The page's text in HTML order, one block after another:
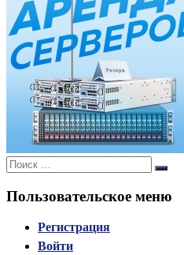
Поиск:
Поиск
Пользовательское меню
Регистрация
Войти